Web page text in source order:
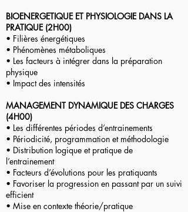
BIOENERGETIQUE ET PHYSIOLOGIE DANS LA
PRATIQUE (2H00)
• Filières énergétiques
• Phénomènes métaboliques
• Les facteurs à intégrer dans la préparation
physique
• Impact des intensités
MANAGEMENT DYNAMIQUE DES CHARGES
(4H00)
• Les différentes périodes d’entrainements
• Périodicité, programmation et méthodologie
• Distribution logique et pratique de
l’entrainement
• Facteurs d’évolutions pour les pratiquants
• Favoriser la progression en passant par un suivi
efficient
• Mise en contexte théorie/pratique